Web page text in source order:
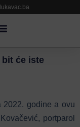
bit će iste
2022. godine a ovu
portparol